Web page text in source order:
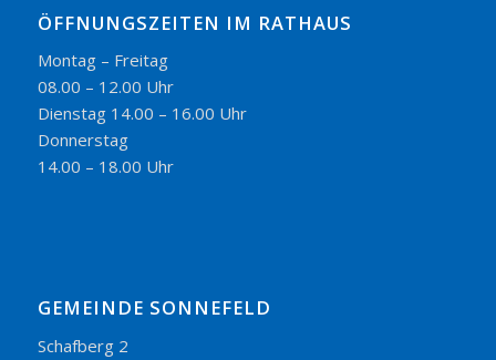
ÖFFNUNGSZEITEN IM RATHAUS
Montag – Freitag
08.00 – 12.00 Uhr
Dienstag 14.00 – 16.00 Uhr
Donnerstag
14.00 – 18.00 Uhr
GEMEINDE SONNEFELD
Schafberg 2